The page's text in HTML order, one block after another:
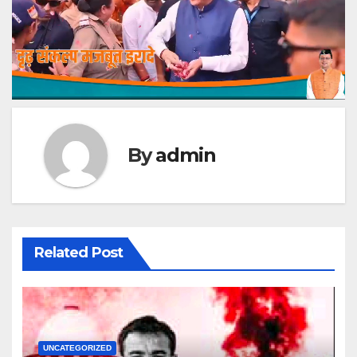
Byadmin
Related Post
UNCATEGORIZED